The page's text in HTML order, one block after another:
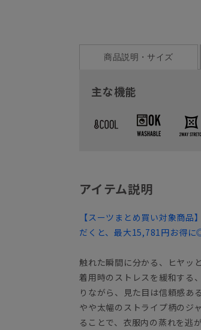
商品説明・サイズ
主な機能
アイテム説明
【スーツまとめ買い対象商品】
だくと、最大15,781円お得
触れた瞬間に分かる、ヒヤッ
着用時のストレスを緩和する
りながら、見た目は信頼感あ
やや太幅のストライプ柄のジ
ることで、衣服内の蒸れを逃